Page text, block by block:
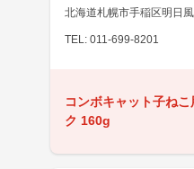
北海道札幌市手稲区明日
TEL: 011-699-8201
コンボキャット子ね
ク 160g